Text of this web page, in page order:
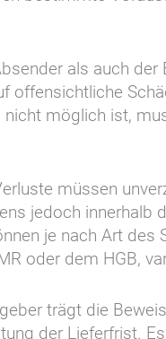
als auch der
offensichtliche
nicht möglich ist,
müssen
jedoch innerhalb
je nach Art des
oder dem HGB,
trägt die
der Lieferfrist.